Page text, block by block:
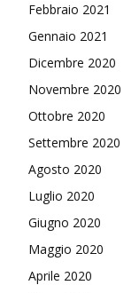
Febbraio 2021
Gennaio 2021
Dicembre 2020
Novembre 2020
Ottobre 2020
Settembre 2020
Agosto 2020
Luglio 2020
Giugno 2020
Maggio 2020
Aprile 2020